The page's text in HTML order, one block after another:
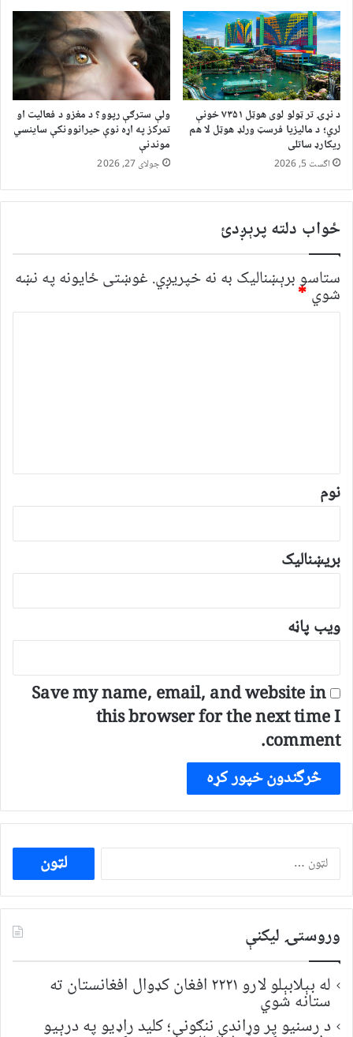
د نړۍ تر ټولو لوی هوټل ۷۳۵۱ خونې
لري؛ د مالیزیا فرسټ ورلډ هوټل لا هم
ریکارډ ساتلی
اگست 5, 2026
ولې سترګې رپوو؟ د مغزو د فعالیت او
تمرکز په اړه نوې حیرانوونکې ساینسي
موندنې
جولای 27, 2026
ځواب دلته پرېږدئ
ستاسو برېښناليک به نه خپريږي. غوښتى ځایونه په نښه
شوي *
*
نوم
بریښنالیک
ویب پاڼه
Save my name, email, and website in
this browser for the next time I
comment.
ددی
لپاره
لټون:
وروستۍ ليکنې
له بېلابېلو لارو ۲۲۲۱ افغان کډوال افغانستان ته
ستانه شوي
د رسنیو پر وړاندې ننګونې؛ کلید راډیو په درېیو